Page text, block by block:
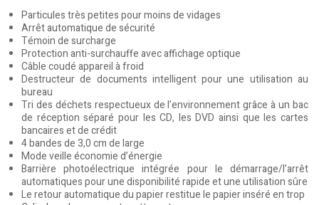
Particules très petites pour moins de vidages
Arrêt automatique de sécurité
Témoin de surcharge
Protection anti-surchauffe avec affichage optique
Câble coudé appareil à froid
Destructeur de documents intelligent pour une utilisation au
bureau
Tri des déchets respectueux de l’environnement grâce à un bac
de réception séparé pour les CD, les DVD ainsi que les cartes
bancaires et de crédit
4 bandes de 3,0 cm de large
Mode veille économie d’énergie
Barrière photoélectrique intégrée pour le démarrage/l’arrêt
automatiques pour une disponibilité rapide et une utilisation sûre
Le retour automatique du papier restitue le papier inséré en trop